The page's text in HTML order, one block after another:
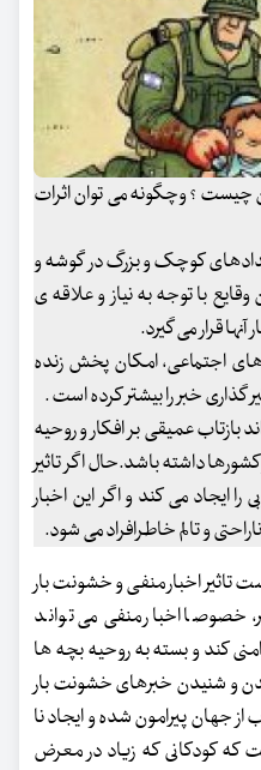
چیست ؟ وچگونه می توان اثرات
کوچک و بزرگ در گوشه و
با توجه به نیاز و علاقه ی
قرار می گیرد.
اجتماعی، امکان پخش زنده
گذاری خبر را بیشتر کرده است .
بازتاب عمیقی بر افکار و روحیه
داشته باشد.حال اگر تاثیر
ایجاد می کند و اگر این اخبار
و تالم خاطرافراد می شود.
اخبار منفی و خشونت بار
خصوصا اخبار منفی می تواند
کند و بسته به روحیه بچه ها
دیدن و شنیدن خبرهای خشونت بار
جهان پیرامون شده و ایجاد نا
که کودکانی که زیاد در معرض